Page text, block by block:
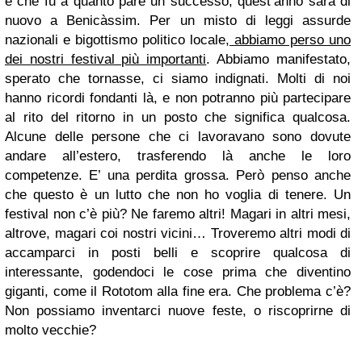
nuovo a Benicàssim. Per un misto di leggi assurde
nazionali e bigottismo politico locale, abbiamo perso uno
dei nostri festival più importanti. Abbiamo manifestato,
sperato che tornasse, ci siamo indignati. Molti di noi
hanno ricordi fondanti là, e non potranno più partecipare
al rito del ritorno in un posto che significa qualcosa.
Alcune delle persone che ci lavoravano sono dovute
andare all’estero, trasferendo là anche le loro
competenze. E’ una perdita grossa. Però penso anche
che questo è un lutto che non ho voglia di tenere. Un
festival non c’è più? Ne faremo altri! Magari in altri mesi,
altrove, magari coi nostri vicini… Troveremo altri modi di
accamparci in posti belli e scoprire qualcosa di
interessante, godendoci le cose prima che diventino
giganti, come il Rototom alla fine era. Che problema c’è?
Non possiamo inventarci nuove feste, o riscoprirne di
molto vecchie?